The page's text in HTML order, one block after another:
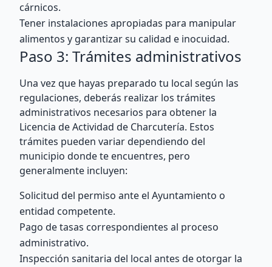
cárnicos.
Tener instalaciones apropiadas para manipular
alimentos y garantizar su calidad e inocuidad.
Paso 3: Trámites administrativos
Una vez que hayas preparado tu local según las
regulaciones, deberás realizar los trámites
administrativos necesarios para obtener la
Licencia de Actividad de Charcutería. Estos
trámites pueden variar dependiendo del
municipio donde te encuentres, pero
generalmente incluyen:
Solicitud del permiso ante el Ayuntamiento o
entidad competente.
Pago de tasas correspondientes al proceso
administrativo.
Inspección sanitaria del local antes de otorgar la